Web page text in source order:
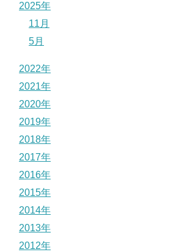
2025年
11月
5月
2022年
2021年
2020年
2019年
2018年
2017年
2016年
2015年
2014年
2013年
2012年